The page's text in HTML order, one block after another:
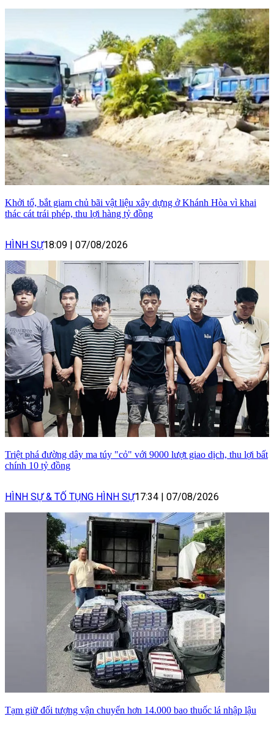
Khởi tố, bắt giam chủ bãi vật liệu xây dựng ở Khánh Hòa vì khai
thác cát trái phép, thu lợi hàng tỷ đồng
HÌNH SỰ18:09 | 07/08/2026
Triệt phá đường dây ma túy "cỏ" với 9000 lượt giao dịch, thu lợi bất
chính 10 tỷ đồng
HÌNH SỰ & TỐ TỤNG HÌNH SỰ17:34 | 07/08/2026
Tạm giữ đối tượng vận chuyển hơn 14.000 bao thuốc lá nhập lậu